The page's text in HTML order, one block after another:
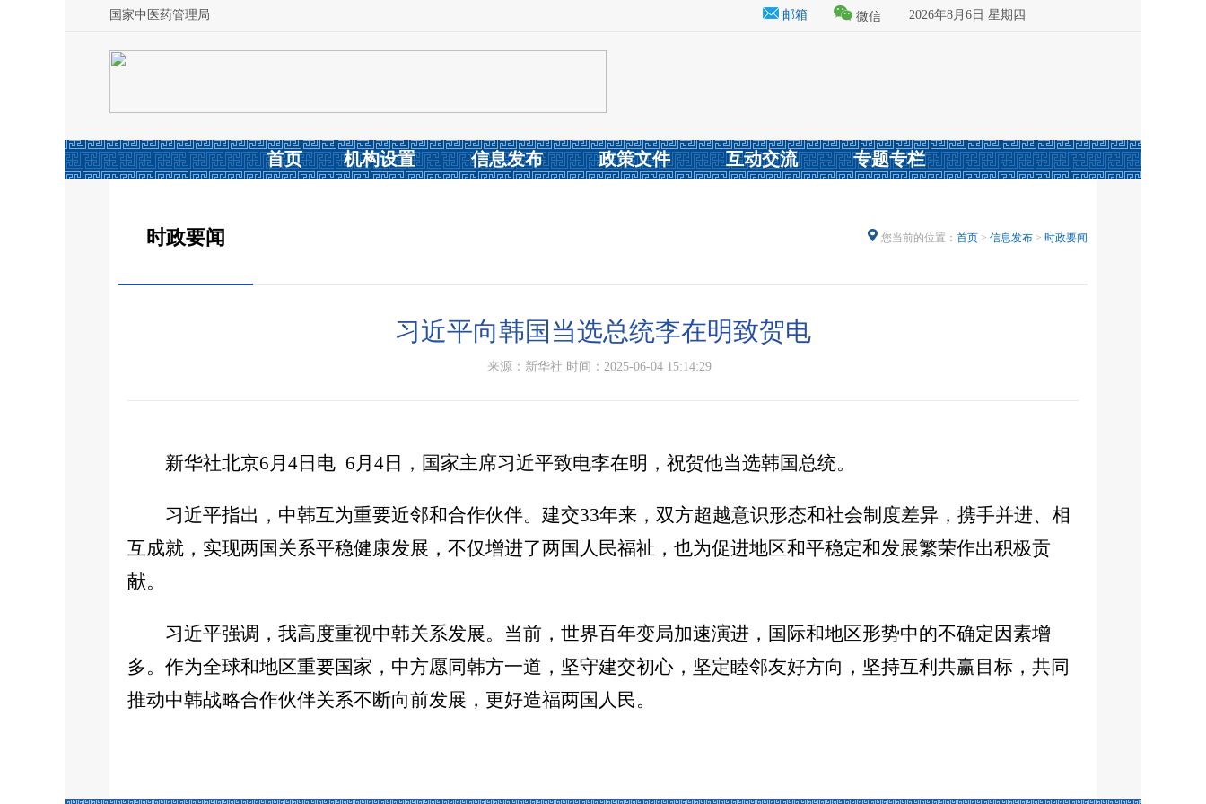
国家中医药管理局 邮箱 微信 2026年8月6日 星期四
首页 机构设置 信息发布 政策文件 互动交流 专题专栏
时政要闻 您当前的位置： 首页 > 信息发布 > 时政要闻
习近平向韩国当选总统李在明致贺电
来源：新华社 时间：2025-06-04 15:14:29
新华社北京6月4日电 6月4日，国家主席习近平致电李在明，祝贺他当选韩国总统。
习近平指出，中韩互为重要近邻和合作伙伴。建交33年来，双方超越意识形态和社会制度差异，携手并进、相
互成就，实现两国关系平稳健康发展，不仅增进了两国人民福祉，也为促进地区和平稳定和发展繁荣作出积极贡
献。
习近平强调，我高度重视中韩关系发展。当前，世界百年变局加速演进，国际和地区形势中的不确定因素增
多。作为全球和地区重要国家，中方愿同韩方一道，坚守建交初心，坚定睦邻友好方向，坚持互利共赢目标，共同
推动中韩战略合作伙伴关系不断向前发展，更好造福两国人民。